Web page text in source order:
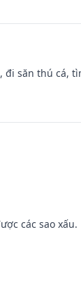
săn thú cá,
các sao xấu.